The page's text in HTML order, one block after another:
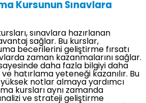
Kursunun Sınavlara
sınavlara hazırlanan
sağlar. Bu kurslar,
becerilerini geliştirme fırsatı
zaman kazanmalarını sağlar.
sayesinde daha fazla bilgiyi daha
hatırlama yeteneği kazanılır. Bu
notlar almaya yardımcı
kursları aynı zamanda
ve strateji geliştirme